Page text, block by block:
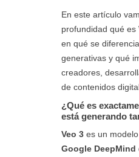
En este artículo
profundidad qué es
en qué se
generativas y qué
creadores,
de contenidos
¿Qué es
está generando
Veo 3es un
Google DeepMind